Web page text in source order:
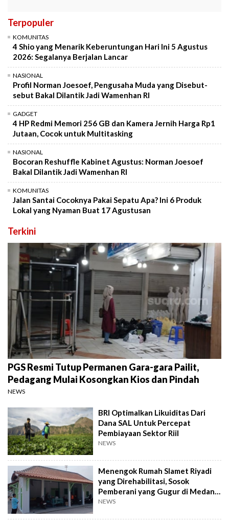
Terpopuler
KOMUNITAS
4 Shio yang Menarik Keberuntungan Hari Ini 5 Agustus
2026: Segalanya Berjalan Lancar
NASIONAL
Profil Norman Joesoef, Pengusaha Muda yang Disebut-
sebut Bakal Dilantik Jadi Wamenhan RI
GADGET
4 HP Redmi Memori 256 GB dan Kamera Jernih Harga Rp1
Jutaan, Cocok untuk Multitasking
NASIONAL
Bocoran Reshuffle Kabinet Agustus: Norman Joesoef
Bakal Dilantik Jadi Wamenhan RI
KOMUNITAS
Jalan Santai Cocoknya Pakai Sepatu Apa? Ini 6 Produk
Lokal yang Nyaman Buat 17 Agustusan
Terkini
PGS Resmi Tutup Permanen Gara-gara Pailit,
Pedagang Mulai Kosongkan Kios dan Pindah
NEWS
BRI Optimalkan Likuiditas Dari
Dana SAL Untuk Percepat
Pembiayaan Sektor Riil
NEWS
Menengok Rumah Slamet Riyadi
yang Direhabilitasi, Sosok
Pemberani yang Gugur di Medan
Perang
NEWS